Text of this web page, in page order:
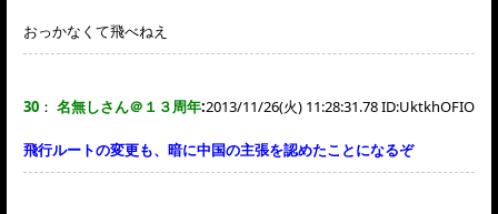
おっかなくて飛べねえ
30 ： 名無しさん＠１３周年:2013/11/26(火) 11:28:31.78 ID:UktkhOFIO
飛行ルートの変更も、暗に中国の主張を認めたことになるぞ